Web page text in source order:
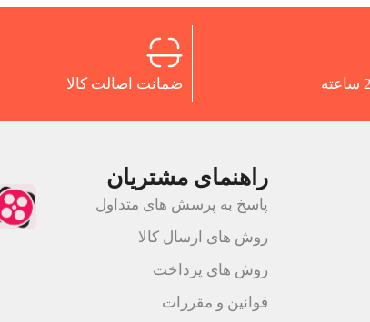
ضمانت اصالت کالا
راهنمای مشتریان
پاسخ به پرسش های متداول
روش های ارسال کالا
روش های پرداخت
قوانین و مقررات